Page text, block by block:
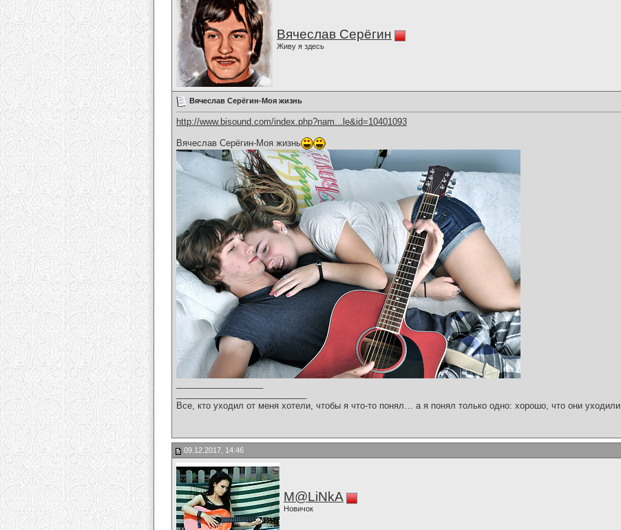
Вячеслав Серёгин
Живу я здесь
Вячеслав Серёгин-Моя жизнь
http://www.bisound.com/index.php?nam...le&id=10401093
Вячеслав Серёгин-Моя жизнь
Все, кто уходил от меня хотели, чтобы я что-то понял… а я понял только одно: хорошо, что они уходили.
09.12.2017, 14:46
M@LiNkA
Новичок